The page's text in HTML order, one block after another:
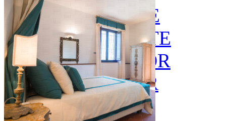
GOLD SUITE
GREEN SUITE
BLUE JUNIOR
RED JUNIOR
ESPERIENZE